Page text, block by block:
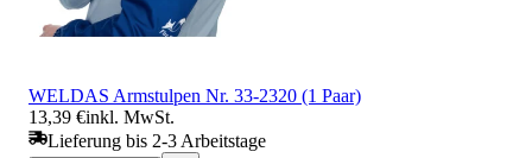
WELDAS Armstulpen Nr. 33-2320 (1 Paar)
13,39 €inkl. MwSt.
Lieferung bis 2-3 Arbeitstage